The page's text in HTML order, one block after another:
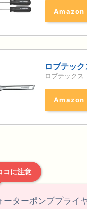
Amazon
ロブテッ
ロブテックス
Amazon
コに注意
ーターポンププライ